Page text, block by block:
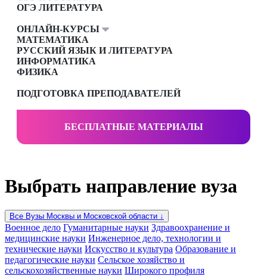
ОГЭ ЛИТЕРАТУРА
ОНЛАЙН-КУРСЫ
МАТЕМАТИКА
РУССКИЙ ЯЗЫК И ЛИТЕРАТУРА
ИНФОРМАТИКА
ФИЗИКА
ПОДГОТОВКА ПРЕПОДАВАТЕЛЕЙ
БЕСПЛАТНЫЕ МАТЕРИАЛЫ
Выбрать направление вуза
Все Вузы Москвы и Московской области ↓
Военное дело Гуманитарные науки Здравоохранение и
медицинские науки Инженерное дело, технологии и
технические науки Искусство и культура Образование и
педагогические науки Сельское хозяйство и
сельскохозяйственные науки Широкого профиля